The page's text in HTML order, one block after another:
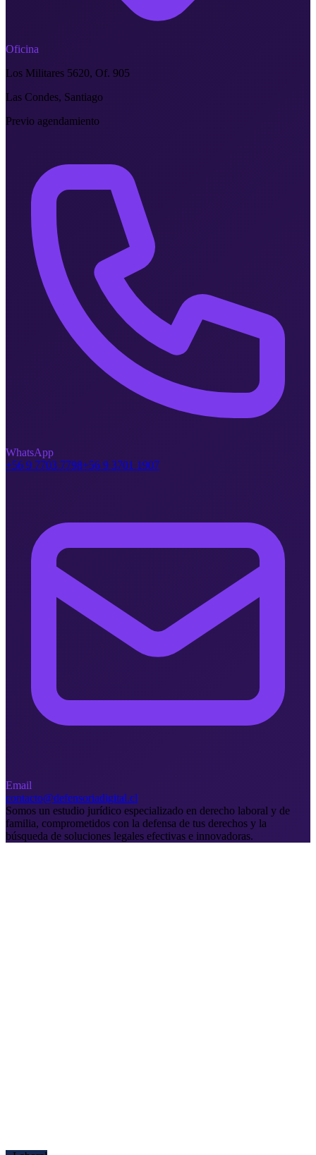
Oficina
Los Militares 5620, Of. 905
Las Condes, Santiago
Previo agendamiento
WhatsApp
+56 9 7703 7798+56 9 3701 1907
Email
contacto@defensoriadigital.cl
Somos un estudio jurídico especializado en derecho laboral y de
familia, comprometidos con la defensa de tus derechos y la
búsqueda de soluciones legales efectivas e innovadoras.